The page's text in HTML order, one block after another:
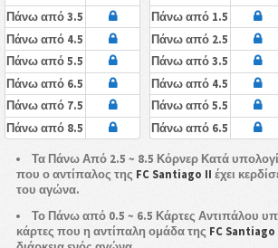
Πάνω από 3.5
Πάνω από 4.5
Πάνω από 5.5
Πάνω από 6.5
Πάνω από 7.5
Πάνω από 8.5
Πάνω από 1.5
Πάνω από 2.5
Πάνω από 3.5
Πάνω από 4.5
Πάνω από 5.5
Πάνω από 6.5
Τα Πάνω Από 2.5 ~ 8.5 Κόρνερ Κατά
που ο αντίπαλος της FC Santiago II έχει
του αγώνα.
Το Πάνω από 0.5 ~ 6.5 Κάρτες Αντιπάλου
κάρτες που η αντίπαλη ομάδα της FC Santiago